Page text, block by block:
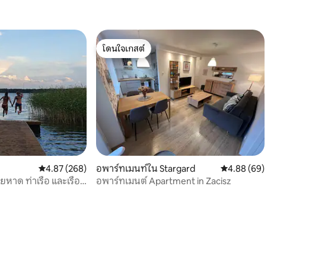
คะแนนเฉลี่ย 4.87 จาก 5, 268 รีวิว
4.87 (268)
าด ท่าเรือ และเรือ
โดนใจเกสต์
โดนใจเกสต์
อพาร์ทเมนท์ใน Stargard คะแนนเฉลี่ย 4.88 จาก
4.88 (69)
อพาร์ทเมนต์ Apartment in Zacisz